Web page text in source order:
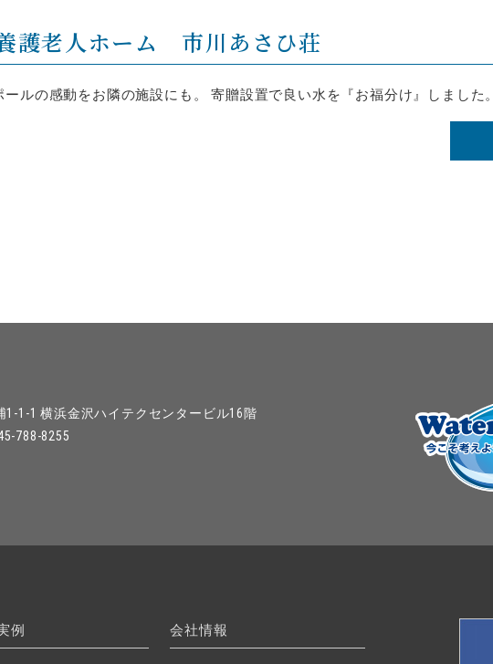
護老人ホーム 市川あさひ荘
ールの感動をお隣の施設にも。 寄贈設置で良い水を『お福分け』しました。
1-1-1横浜金沢ハイテクセンタービル16階
788-8255
例 会社情報